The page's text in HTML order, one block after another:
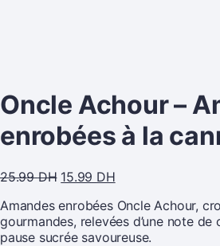
Oncle Achour –
enrobées à la
25.99DH 15.99 DH
Amandes enrobées Oncle Achour,
gourmandes, relevées d’une note de
pause sucrée savoureuse.